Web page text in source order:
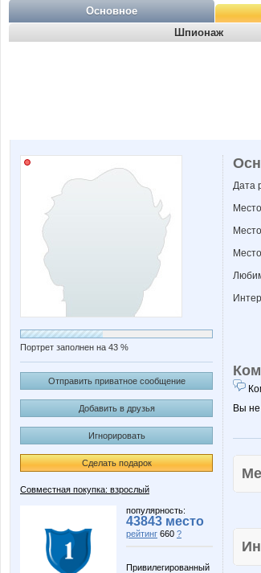
Основное
Шпионаж
Портрет заполнен на 43 %
Отправить приватное сообщение
Добавить в друзья
Игнорировать
Сделать подарок
Совместная покупка: взрослый
популярность:
43843 место
рейтинг 660 ?
Привилегированный
Дата
Вы